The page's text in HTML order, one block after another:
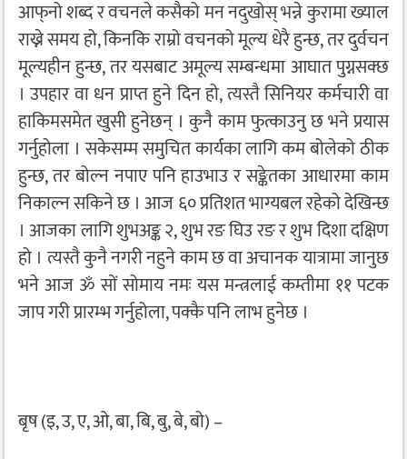
आफ्‌नो शब्द र वचनले कसैको मन नदुखोस् भन्ने कुरामा ख्याल
राख्ने समय हो, किनकि राम्रो वचनको मूल्य धेरै हुन्छ, तर दुर्वचन
मूल्यहीन हुन्छ, तर यसबाट अमूल्य सम्बन्धमा आघात पुग्नसक्छ
। उपहार वा धन प्राप्त हुने दिन हो, त्यस्तै सिनियर कर्मचारी वा
हाकिमसमेत खुसी हुनेछन् । कुनै काम फुत्काउनु छ भने प्रयास
गर्नुहोला । सकेसम्म समुचित कार्यका लागि कम बोलेको ठीक
हुन्छ, तर बोल्न नपाए पनि हाउभाउ र सङ्केतका आधारमा काम
निकाल्न सकिने छ । आज ६० प्रतिशत भाग्यबल रहेको देखिन्छ
। आजका लागि शुभअङ्क २, शुभ रङ घिउ रङ र शुभ दिशा दक्षिण
हो । त्यस्तै कुनै नगरी नहुने काम छ वा अचानक यात्रामा जानुछ
भने आज ॐ सों सोमाय नमः यस मन्त्रलाई कम्तीमा ११ पटक
जाप गरी प्रारम्भ गर्नुहोला, पक्कै पनि लाभ हुनेछ ।
बृष (इ, उ, ए, ओ, बा, बि, बु, बे, बो) –